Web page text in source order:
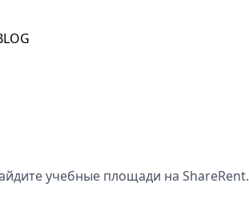
учебные площади на ShareRent.